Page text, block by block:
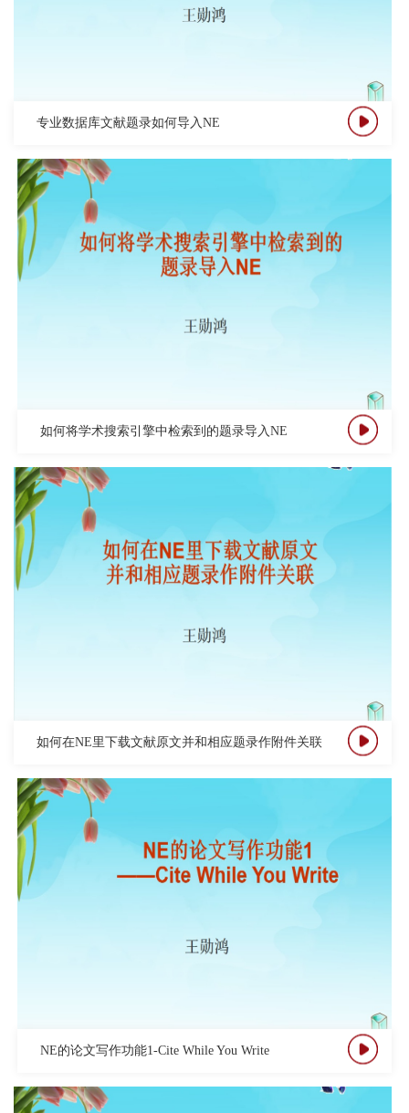
专业数据库文献题录如何导入NE
如何将学术搜索引擎中检索到的题录导入NE
如何在NE里下载文献原文并和相应题录作附件关联
NE的论文写作功能1-Cite While You Write